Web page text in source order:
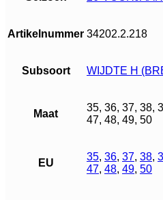
Artikelnummer 34202.2.218
Subsoort WIJDTE H
Maat
35, 36, 37, 38,
47, 48, 49, 50
EU
35, 36, 37, 38,
47, 48, 49, 50